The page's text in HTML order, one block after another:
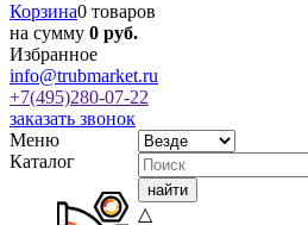
Корзина0 товаров
на сумму 0 руб.
Избранное
info@trubmarket.ru
+7(495)280-07-22
заказать звонок
Меню
Каталог
△